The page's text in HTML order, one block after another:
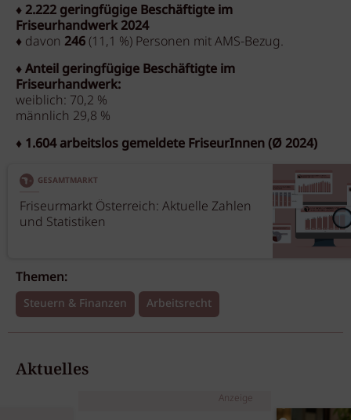
♦ 2.222 geringfügige Beschäftigte im
Friseurhandwerk 2024
♦ davon 246(11,1 %) Personen mit AMS-Bezug.
♦ Anteil geringfügige Beschäftigte im
Friseurhandwerk:
weiblich: 70,2 %
männlich 29,8 %
♦ 1.604 arbeitslos gemeldete FriseurInnen (Ø 2024)
GESAMTMARKT
Friseurmarkt Österreich: Aktuelle Zahlen
und Statistiken
Themen:
Steuern & Finanzen Arbeitsrecht
Aktuelles
Anzeige